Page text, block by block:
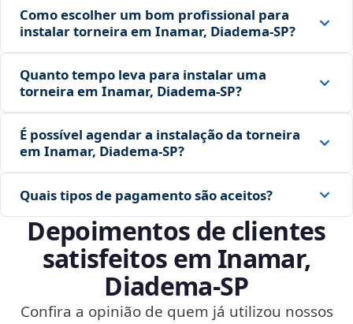
Como escolher um bom profissional para
instalar torneira em Inamar, Diadema‑SP?
Quanto tempo leva para instalar uma
torneira em Inamar, Diadema‑SP?
É possível agendar a instalação da torneira
em Inamar, Diadema‑SP?
Quais tipos de pagamento são aceitos?
Depoimentos de clientes
satisfeitos em Inamar,
Diadema‑SP
Confira a opinião de quem já utilizou nossos